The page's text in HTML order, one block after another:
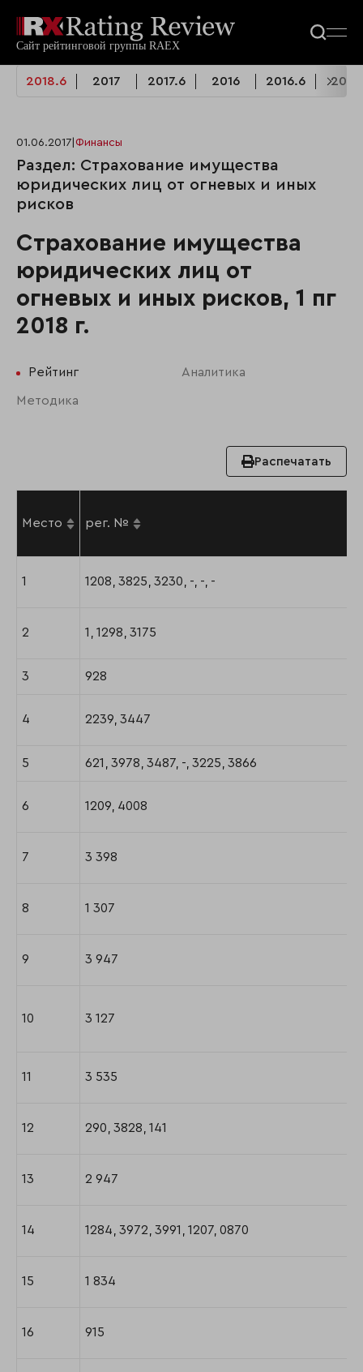
2018.6 2017 2017.6 2016 2016.6 2015
01.06.2017 Финансы
Раздел: Страхование имущества
юридических лиц от огневых и иных
рисков
Страхование имущества
юридических лиц от
огневых и иных рисков, 1 пг
2018 г.
Рейтинг Аналитика
Методика
Распечатать
Место рег. №
1 1208, 3825, 3230, -, -, -
2 1, 1298, 3175
3 928
4 2239, 3447
5 621, 3978, 3487, -, 3225, 3866
6 1209, 4008
7 3 398
8 1 307
9 3 947
10 3 127
11 3 535
12 290, 3828, 141
13 2 947
14 1284, 3972, 3991, 1207, 0870
15 1 834
16 915